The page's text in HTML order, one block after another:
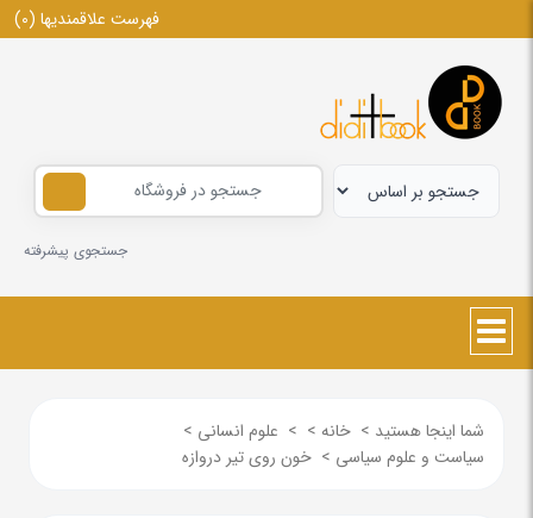
فهرست علاقمندیها (0)
جستجوی پیشرفته
شما اینجا هستید > خانه >
> علوم انسانی >
سیاست و علوم سیاسی > خون روی تیر دروازه